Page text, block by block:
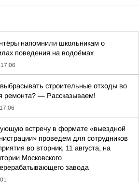
напомнили школьникам о
поведения на водоёмах
17:06
строительные отходы во
ремонта? — Рассказываем!
17:06
встречу в формате «выездной
проведем для сотрудников
во вторник, 11 августа, на
Московского
завода